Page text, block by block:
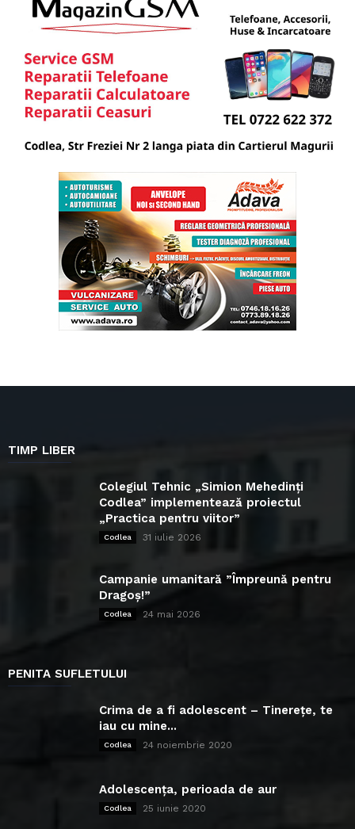
TIMP LIBER
Colegiul Tehnic „Simion Mehedinți
Codlea” implementează proiectul
„Practica pentru viitor”
Codlea 31 iulie 2026
Campanie umanitară ”Împreună pentru
Dragoș!”
Codlea 24 mai 2026
PENITA SUFLETULUI
Crima de a fi adolescent – Tinerețe, te
iau cu mine...
Codlea 24 noiembrie 2020
Adolescența, perioada de aur
Codlea 25 iunie 2020